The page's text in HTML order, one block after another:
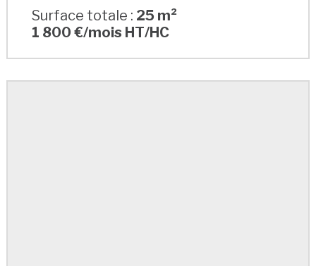
Surface totale : 25 m²
1 800 €/mois HT/HC